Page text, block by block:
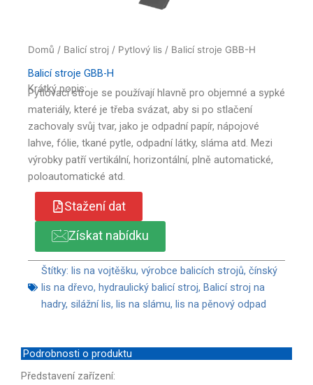
Domů / Balicí stroj / Pytlový lis / Balicí stroje GBB-H
Balicí stroje GBB-H
Krátký popis:
Pytlovací stroje se používají hlavně pro objemné a sypké
materiály, které je třeba svázat, aby si po stlačení
zachovaly svůj tvar, jako je odpadní papír, nápojové
lahve, fólie, tkané pytle, odpadní látky, sláma atd. Mezi
výrobky patří vertikální, horizontální, plně automatické,
poloautomatické atd.
Stažení dat
Získat nabídku
Štítky: lis na vojtěšku, výrobce balicích strojů, čínský
lis na dřevo, hydraulický balicí stroj, Balicí stroj na
hadry, silážní lis, lis na slámu, lis na pěnový odpad
Podrobnosti o produktu
Představení zařízení: